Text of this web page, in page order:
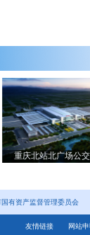
重庆北站北广场公
有资产监督管理委员会
友情链接 网站申